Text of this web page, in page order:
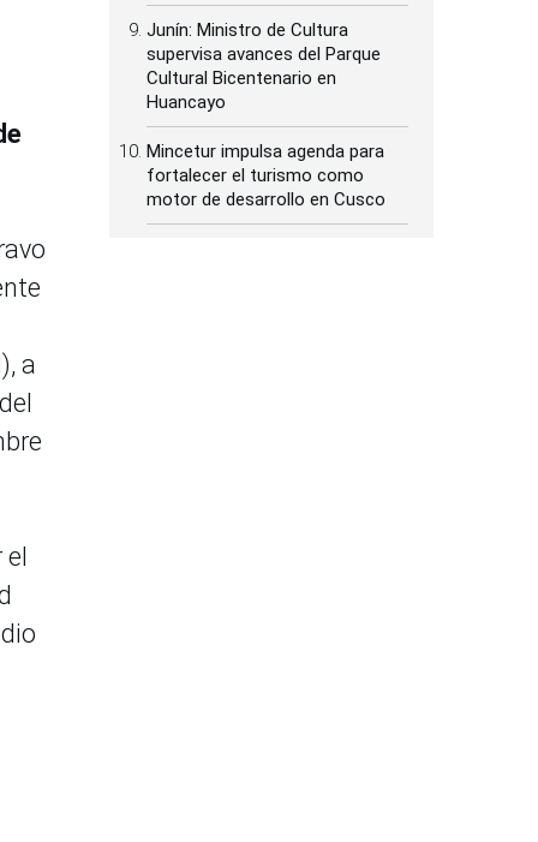
a
el
Junín: Ministro de Cultura
supervisa avances del Parque
Cultural Bicentenario en
Huancayo
Mincetur impulsa agenda para
fortalecer el turismo como
motor de desarrollo en Cusco